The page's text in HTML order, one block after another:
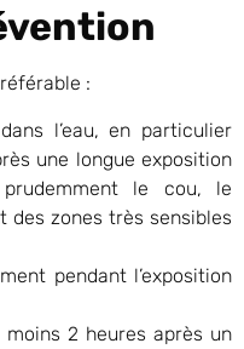
:
l’eau, en particulier
une longue exposition
le cou, le
des zones très sensibles
pendant l’exposition
2 heures après un